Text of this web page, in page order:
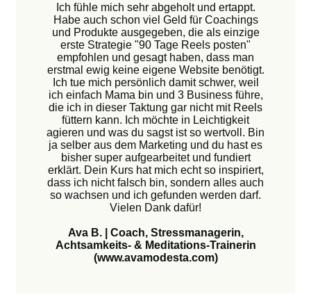
Ich fühle mich sehr abgeholt und ertappt.
Habe auch schon viel Geld für Coachings
und Produkte ausgegeben, die als einzige
erste Strategie "90 Tage Reels posten"
empfohlen und gesagt haben, dass man
erstmal ewig keine eigene Website benötigt.
Ich tue mich persönlich damit schwer, weil
ich einfach Mama bin und 3 Business führe,
die ich in dieser Taktung gar nicht mit Reels
füttern kann. Ich möchte in Leichtigkeit
agieren und was du sagst ist so wertvoll. Bin
ja selber aus dem Marketing und du hast es
bisher super aufgearbeitet und fundiert
erklärt. Dein Kurs hat mich echt so inspiriert,
dass ich nicht falsch bin, sondern alles auch
so wachsen und ich gefunden werden darf.
Vielen Dank dafür!
Ava B. | Coach, Stressmanagerin,
Achtsamkeits- & Meditations-Trainerin
(www.avamodesta.com)